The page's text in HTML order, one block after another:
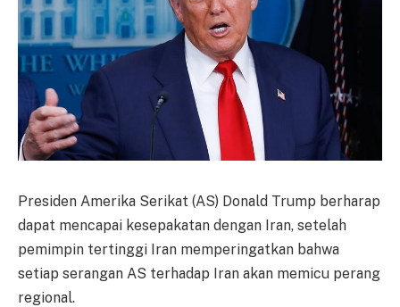
Presiden Amerika Serikat (AS) Donald Trump berharap
dapat mencapai kesepakatan dengan Iran, setelah
pemimpin tertinggi Iran memperingatkan bahwa
setiap serangan AS terhadap Iran akan memicu perang
regional.